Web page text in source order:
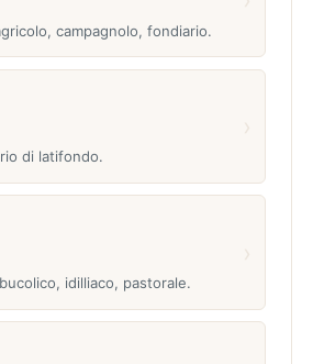
campagnolo, fondiario.
di latifondo.
idilliaco, pastorale.